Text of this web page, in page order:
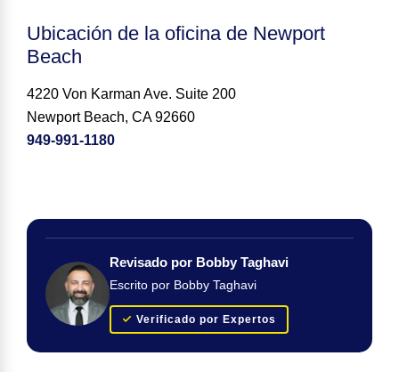
Ubicación de la oficina de Newport
Beach
4220 Von Karman Ave. Suite 200
Newport Beach, CA 92660
949-991-1180
Revisado por Bobby Taghavi
Escrito por Bobby Taghavi
Verificado por Expertos